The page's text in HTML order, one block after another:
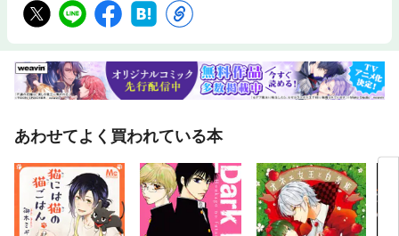
あわせてよく買われている本